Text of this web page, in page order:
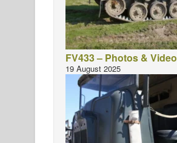
FV433 – Photos & Video
19 August 2025